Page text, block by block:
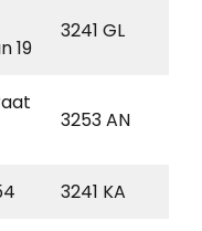
19
3241 GL
3253 AN
3241 KA